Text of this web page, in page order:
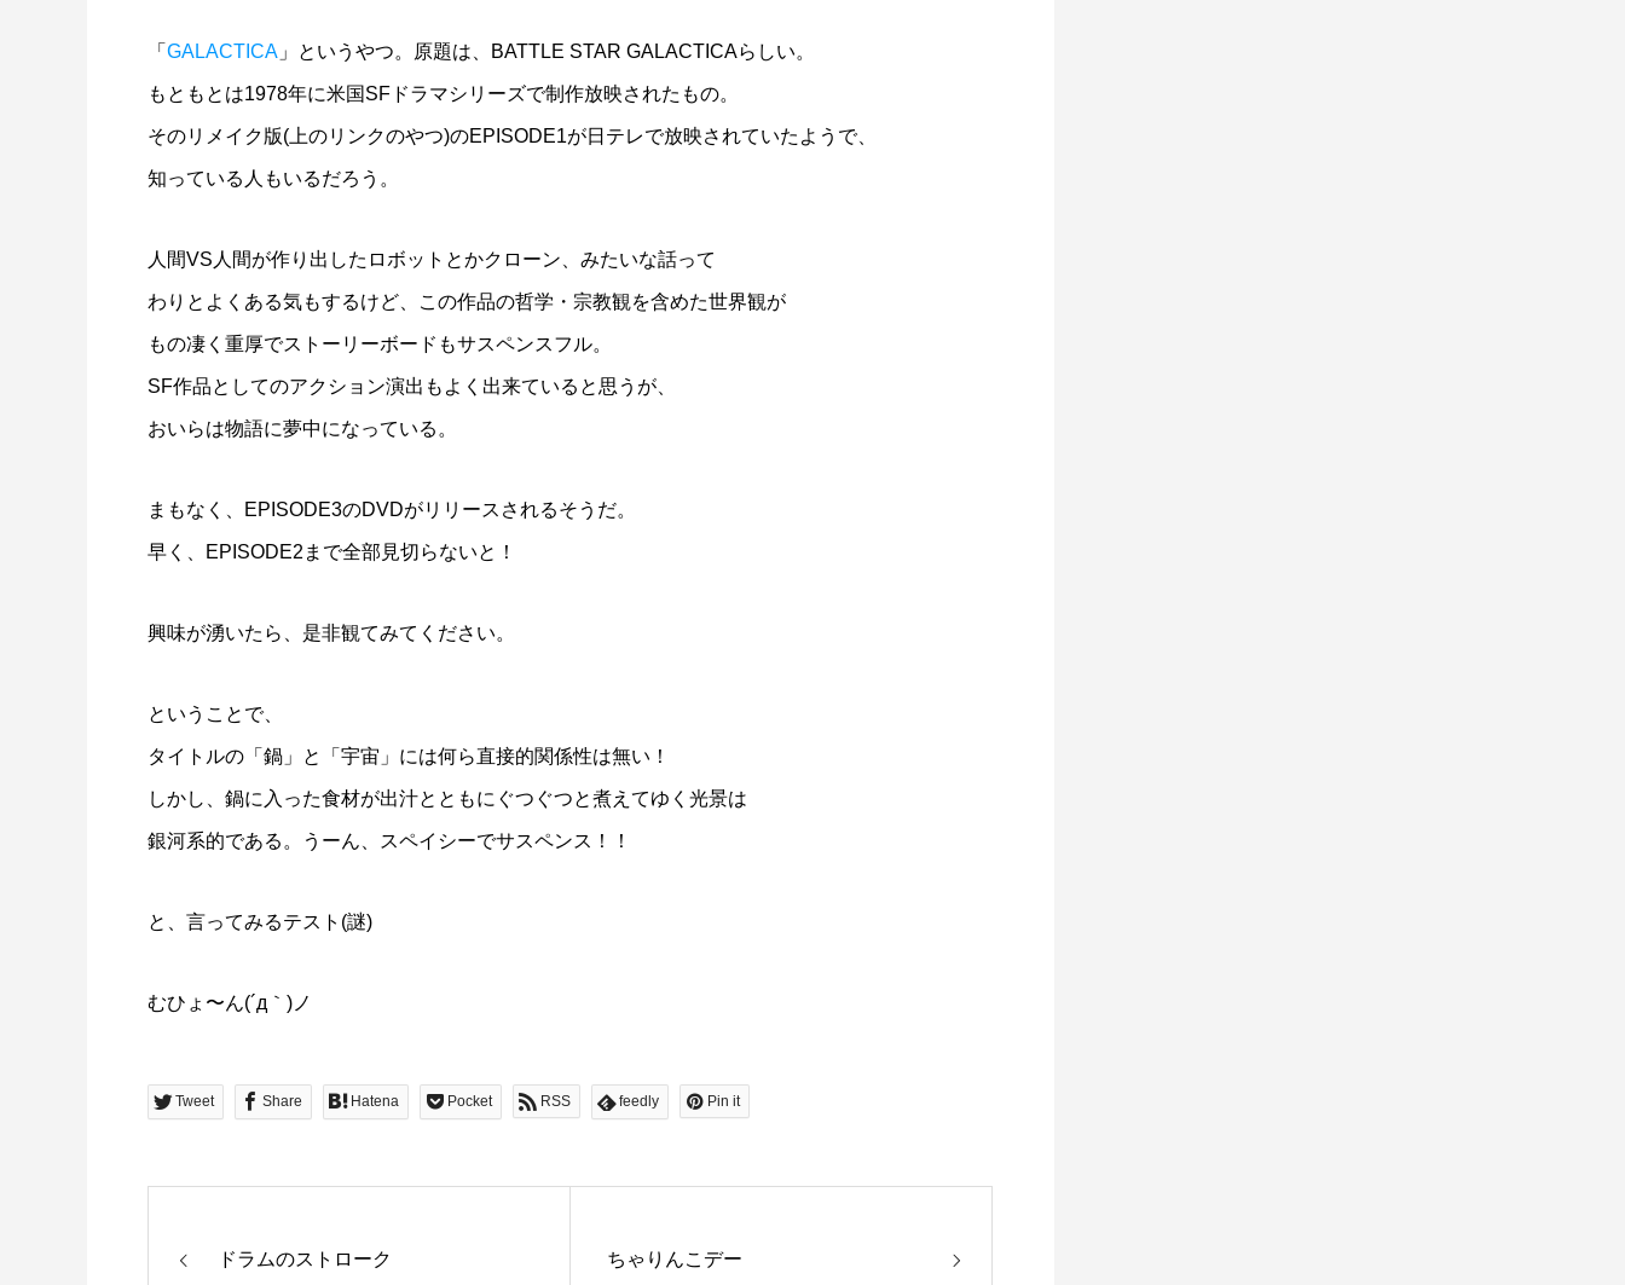
「 GALACTICA 」というやつ。原題は、BATTLE STAR GALACTICAらしい。
もともとは1978年に米国SFドラマシリーズで制作放映されたもの。
そのリメイク版(上のリンクのやつ)のEPISODE1が日テレで放映されていたようで、
知っている人もいるだろう。
人間VS人間が作り出したロボットとかクローン、みたいな話って
わりとよくある気もするけど、この作品の哲学・宗教観を含めた世界観が
もの凄く重厚でストーリーボードもサスペンスフル。
SF作品としてのアクション演出もよく出来ていると思うが、
おいらは物語に夢中になっている。
まもなく、EPISODE3のDVDがリリースされるそうだ。
早く、EPISODE2まで全部見切らないと！
興味が湧いたら、是非観てみてください。
ということで、
タイトルの「鍋」と「宇宙」には何ら直接的関係性は無い！
しかし、鍋に入った食材が出汁とともにぐつぐつと煮えてゆく光景は
銀河系的である。うーん、スペイシーでサスペンス！！
と、言ってみるテスト(謎)
むひょ〜ん(´д｀)ノ
Tweet Share Hatena Pocket RSS feedly Pin it
ドラムのストローク ちゃりんこデー